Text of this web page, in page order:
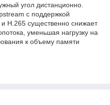
угол дистанционно.
с поддержкой
H.265 существенно снижает
уменьшая нагрузку на
к объему памяти